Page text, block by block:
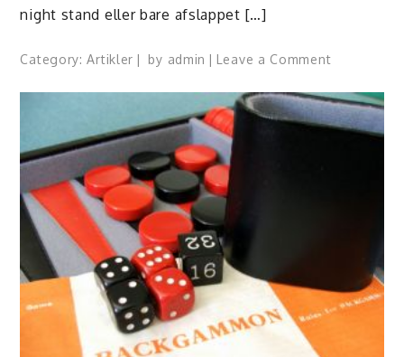
night stand eller bare afslappet […]
Category:Artikler by admin Leave a Commenton
og
sexdating